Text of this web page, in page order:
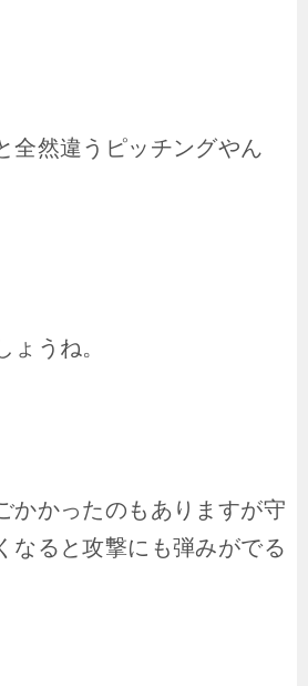
全然違うピッチングやん
ょうね。
かかったのもありますが守
なると攻撃にも弾みがでる